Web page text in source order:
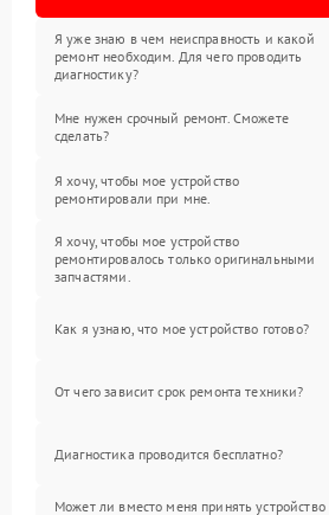
Я уже знаю в чем неисправность и какой
ремонт необходим. Для чего проводить
диагностику?
Мне нужен срочный ремонт. Сможете
сделать?
Я хочу, чтобы мое устройство
ремонтировали при мне.
Я хочу, чтобы мое устройство
ремонтировалось только оригинальными
запчастями.
Как я узнаю, что мое устройство готово?
От чего зависит срок ремонта техники?
Диагностика проводится бесплатно?
Может ли вместо меня принять устройство